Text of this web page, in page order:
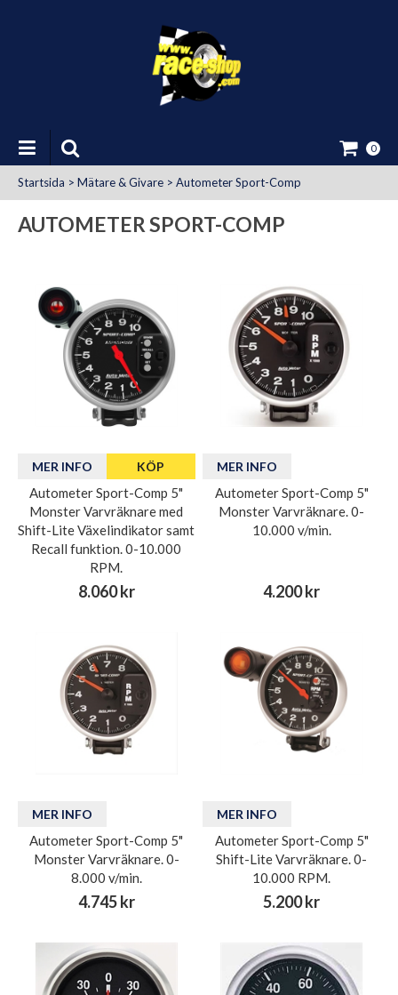
0
Startsida > Mätare & Givare > Autometer Sport-Comp
AUTOMETER SPORT-COMP
MER INFO KÖP
Autometer Sport-Comp 5"
Monster Varvräknare med
Shift-Lite Växelindikator samt
Recall funktion. 0-10.000
RPM.
8.060 kr
MER INFO
Autometer Sport-Comp 5"
Monster Varvräknare. 0-
10.000 v/min.
4.200 kr
MER INFO
Autometer Sport-Comp 5"
Monster Varvräknare. 0-
8.000 v/min.
4.745 kr
MER INFO
Autometer Sport-Comp 5"
Shift-Lite Varvräknare. 0-
10.000 RPM.
5.200 kr